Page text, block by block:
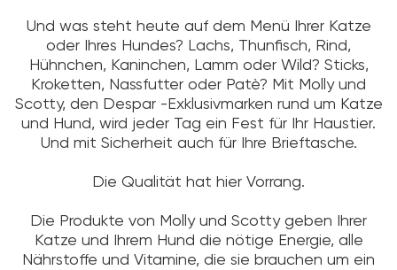
Und was steht heute auf dem Menü Ihrer Katze
oder Ihres Hundes? Lachs, Thunfisch, Rind,
Hühnchen, Kaninchen, Lamm oder Wild? Sticks,
Kroketten, Nassfutter oder Patè? Mit Molly und
Scotty, den Despar -Exklusivmarken rund um Katze
und Hund, wird jeder Tag ein Fest für Ihr Haustier.
Und mit Sicherheit auch für Ihre Brieftasche.
Die Qualität hat hier Vorrang.
Die Produkte von Molly und Scotty geben Ihrer
Katze und Ihrem Hund die nötige Energie, alle
Nährstoffe und Vitamine, die sie brauchen um ein